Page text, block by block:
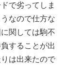
で劣ってしま
なので仕方な
関しては駒不
することが出
は出来たので